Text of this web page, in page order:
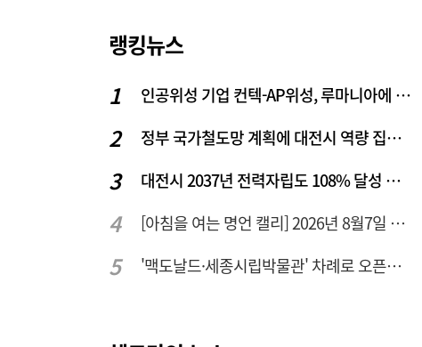
랭킹뉴스
인공위성 기업 컨텍-AP위성, 루마니아에 지상국 시스템 전수
정부 국가철도망 계획에 대전시 역량 집중해야
대전시 2037년 전력자립도 108% 달성 관건은 '주민 수용성'
[아침을 여는 명언 캘리] 2026년 8월7일 금요일
'맥도날드·세종시립박물관' 차례로 오픈… 고운동 정주여건 좋아진다